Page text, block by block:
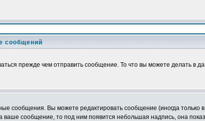
сообщений
прежде чем отправить сообщение. То что вы можете делать в
сообщения. Вы можете редактировать сообщение (иногда только
сообщение, то под ним появится небольшая надпись, она